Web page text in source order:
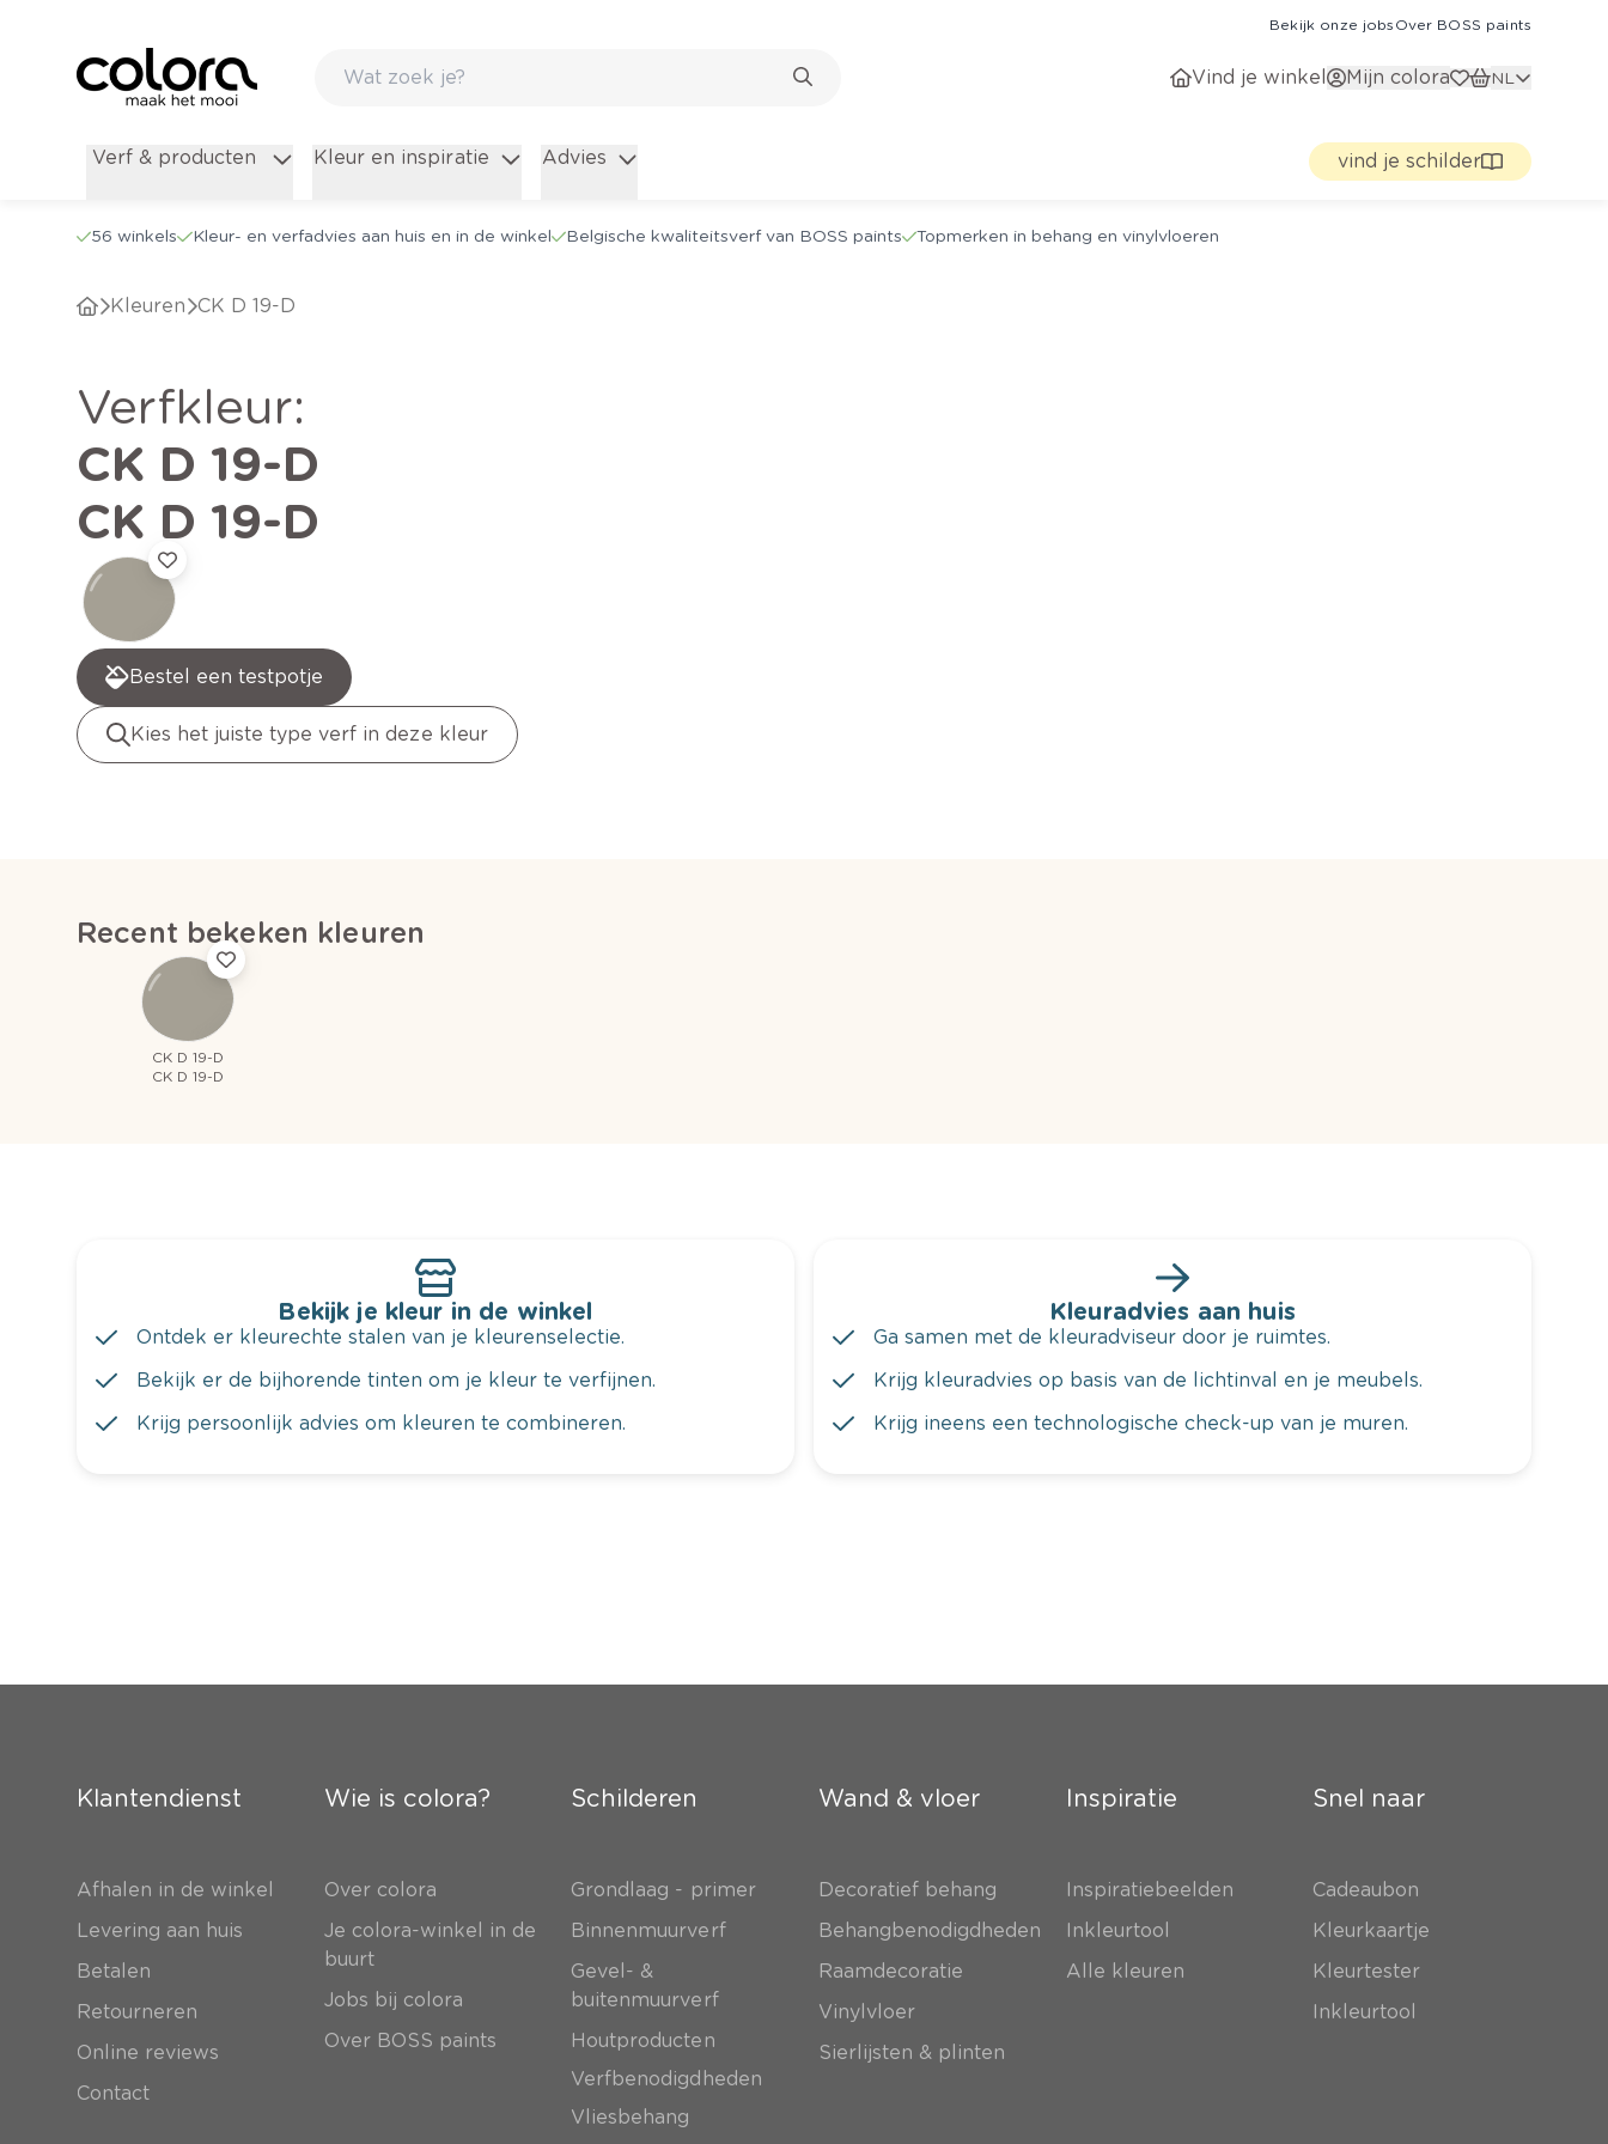
Bekijk onze jobs Over BOSS paints
Vind je winkel Mijn colora NL
Verf & producten Kleur en inspiratie Advies vind je schilder
56 winkels Kleur- en verfadvies aan huis en in de winkel Belgische kwaliteitsverf van BOSS paints Topmerken in behang en vinylvloeren
Kleuren CK D 19-D
verfkleur:
CK D 19-D
CK D 19-D
Bestel een testpotje
Kies het juiste type verf in deze kleur
Recent bekeken kleuren
CK D 19-D
CK D 19-D
Bekijk je kleur in de winkel
Ontdek er kleurechte stalen van je kleurenselectie.
Bekijk er de bijhorende tinten om je kleur te verfijnen.
Krijg persoonlijk advies om kleuren te combineren.
Kleuradvies aan huis
Ga samen met de kleuradviseur door je ruimtes.
Krijg kleuradvies op basis van de lichtinval en je meubels.
Krijg ineens een technologische check-up van je muren.
Klantendienst
Afhalen in de winkel
Levering aan huis
Betalen
Retourneren
Online reviews
Contact
Wie is colora?
Over colora
Je colora-winkel in de
buurt
Jobs bij colora
Over BOSS paints
Schilderen
Grondlaag - primer
Binnenmuurverf
Gevel- &
buitenmuurverf
Houtproducten
Verfbenodigdheden
Vliesbehang
Wand & vloer
Decoratief behang
Behangbenodigdheden
Raamdecoratie
Vinylvloer
Sierlijsten & plinten
Inspiratie
Inspiratiebeelden
Inkleurtool
Alle kleuren
Snel naar
Cadeaubon
Kleurkaartje
Kleurtester
Inkleurtool